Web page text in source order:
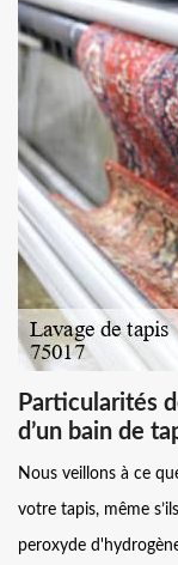
Particularités
d’un bain de
Nous veillons à ce
votre tapis, même
peroxyde